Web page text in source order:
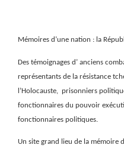
Mémoires d’une nation : la
Des témoignages d’ anciens
représentants de la résistance
l’Holocauste, prisonniers
fonctionnaires du pouvoir
fonctionnaires politiques.
Un site grand lieu de la mémoire